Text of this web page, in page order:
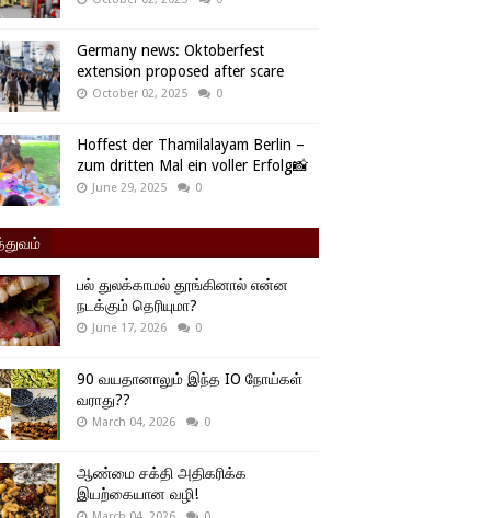
Germany news: Oktoberfest
extension proposed after scare
October 02, 2025 0
Hoffest der Thamilalayam Berlin –
zum dritten Mal ein voller Erfolg📸
June 29, 2025 0
பல் துலக்காமல் தூங்கினால் என்ன
நடக்கும் தெரியுமா?
June 17, 2026 0
90 வயதானாலும் இந்த IO நோய்கள்
வராது??
March 04, 2026 0
ஆண்மை சக்தி அதிகரிக்க
இயற்கையான வழி!